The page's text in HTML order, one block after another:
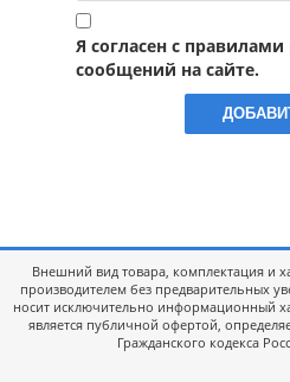
Я согласен с
сообщений на сайте.
Внешний вид товара, комплектация и
производителем без предварительных
носит исключительно информационный
является публичной офертой,
Гражданского кодекса